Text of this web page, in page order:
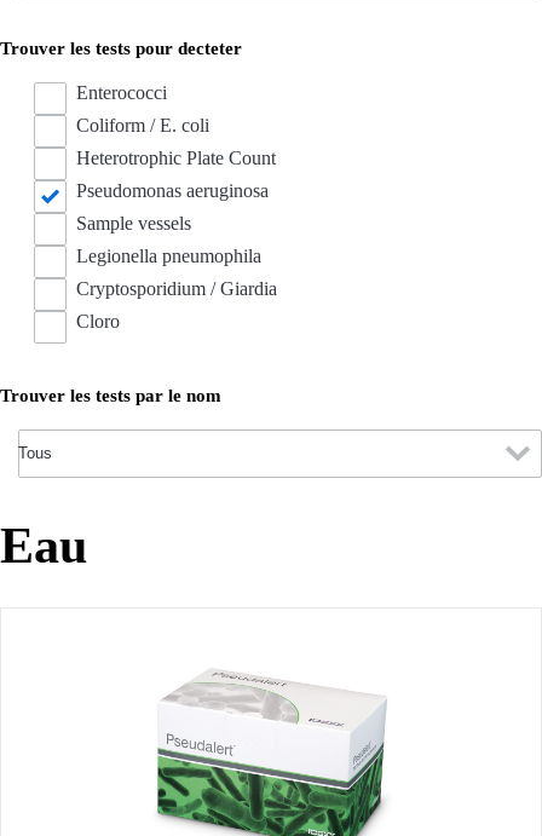
Trouver les tests pour decteter
Enterococci
Coliform / E. coli
Heterotrophic Plate Count
Pseudomonas aeruginosa
Sample vessels
Legionella pneumophila
Cryptosporidium / Giardia
Cloro
Trouver les tests par le nom
Eau